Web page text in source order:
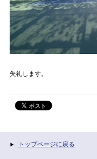
失礼します。
トップページに戻る